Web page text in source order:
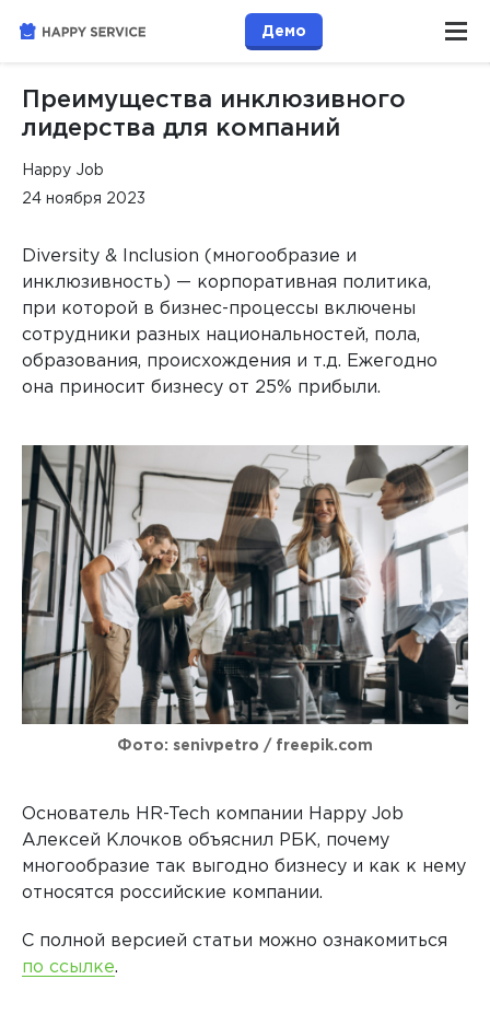
Демо
Преимущества инклюзивного
лидерства для компаний
Happy Job
24 ноября 2023
Diversity & Inclusion (многообразие и
инклюзивность) — корпоративная политика,
при которой в бизнес-процессы включены
сотрудники разных национальностей, пола,
образования, происхождения и т.д. Ежегодно
она приносит бизнесу от 25% прибыли.
Фото: senivpetro / freepik.com
Основатель HR-Tech компании Happy Job
Алексей Клочков объяснил РБК, почему
многообразие так выгодно бизнесу и как к нему
относятся российские компании.
С полной версией статьи можно ознакомиться
по ссылке.